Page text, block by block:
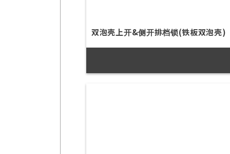
双泡壳上开&侧开排档锁(铁板双泡壳)